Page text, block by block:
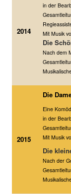
2014
in der
Mit Musik
Die
Nach dem
2015
Die
Eine
in der
Mit Musik
Die
Nach der